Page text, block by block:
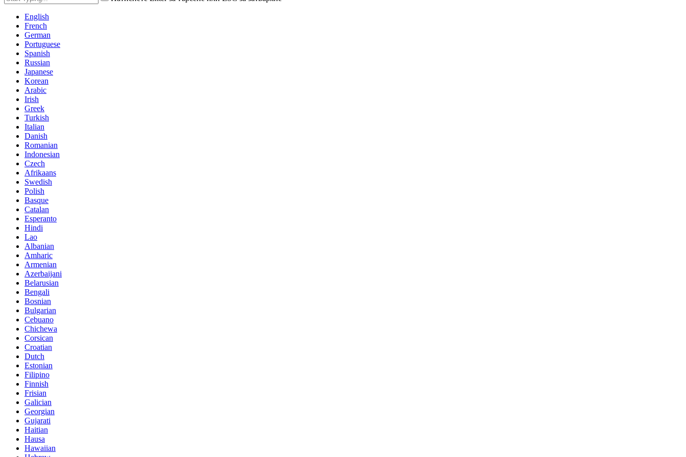
English
French
German
Portuguese
Spanish
Russian
Japanese
Korean
Arabic
Irish
Greek
Turkish
Italian
Danish
Romanian
Indonesian
Czech
Afrikaans
Swedish
Polish
Basque
Catalan
Esperanto
Hindi
Lao
Albanian
Amharic
Armenian
Azerbaijani
Belarusian
Bengali
Bosnian
Bulgarian
Cebuano
Chichewa
Corsican
Croatian
Dutch
Estonian
Filipino
Finnish
Frisian
Galician
Georgian
Gujarati
Haitian
Hausa
Hawaiian